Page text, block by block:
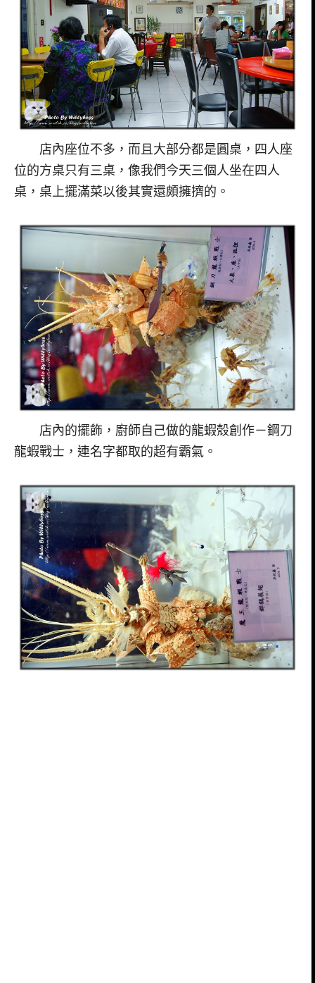
店內座位不多，而且大部分都是圓桌，四人座
位的方桌只有三桌，像我們今天三個人坐在四人
桌，桌上擺滿菜以後其實還頗擁擠的。
店內的擺飾，廚師自己做的龍蝦殼創作－鋼刀
龍蝦戰士，連名字都取的超有霸氣。